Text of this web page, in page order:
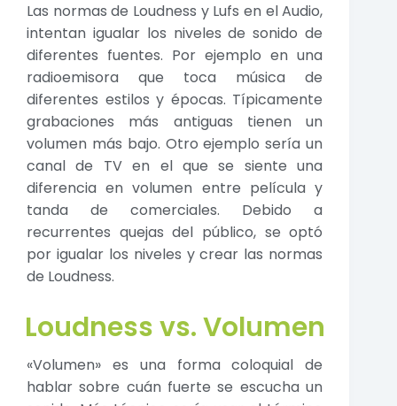
Las normas de Loudness y Lufs en el Audio,
intentan igualar los niveles de sonido de
diferentes fuentes. Por ejemplo en una
radioemisora que toca música de
diferentes estilos y épocas. Típicamente
grabaciones más antiguas tienen un
volumen más bajo. Otro ejemplo sería un
canal de TV en el que se siente una
diferencia en volumen entre película y
tanda de comerciales. Debido a
recurrentes quejas del público, se optó
por igualar los niveles y crear las normas
de Loudness.
Loudness vs. Volumen
«Volumen» es una forma coloquial de
hablar sobre cuán fuerte se escucha un